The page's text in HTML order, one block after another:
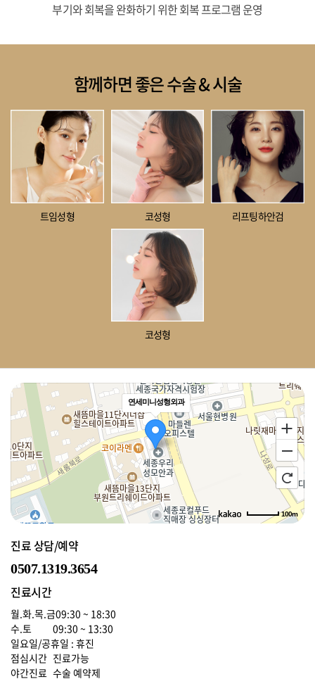
부기와 회복을 완화하기 위한회복 프로그램 운영
함께하면 좋은 수술 & 시술
트임성형 코성형 리프팅하안검
코성형
연세미니성형외과
100m
진료 상담/예약
0507.1319.3654
진료시간
월.화.목.금09:30 ~ 18:30
수.토
09:30 ~ 13:30
일요일/공휴일 : 휴진
점심시간 진료가능
야간진료 수술 예약제